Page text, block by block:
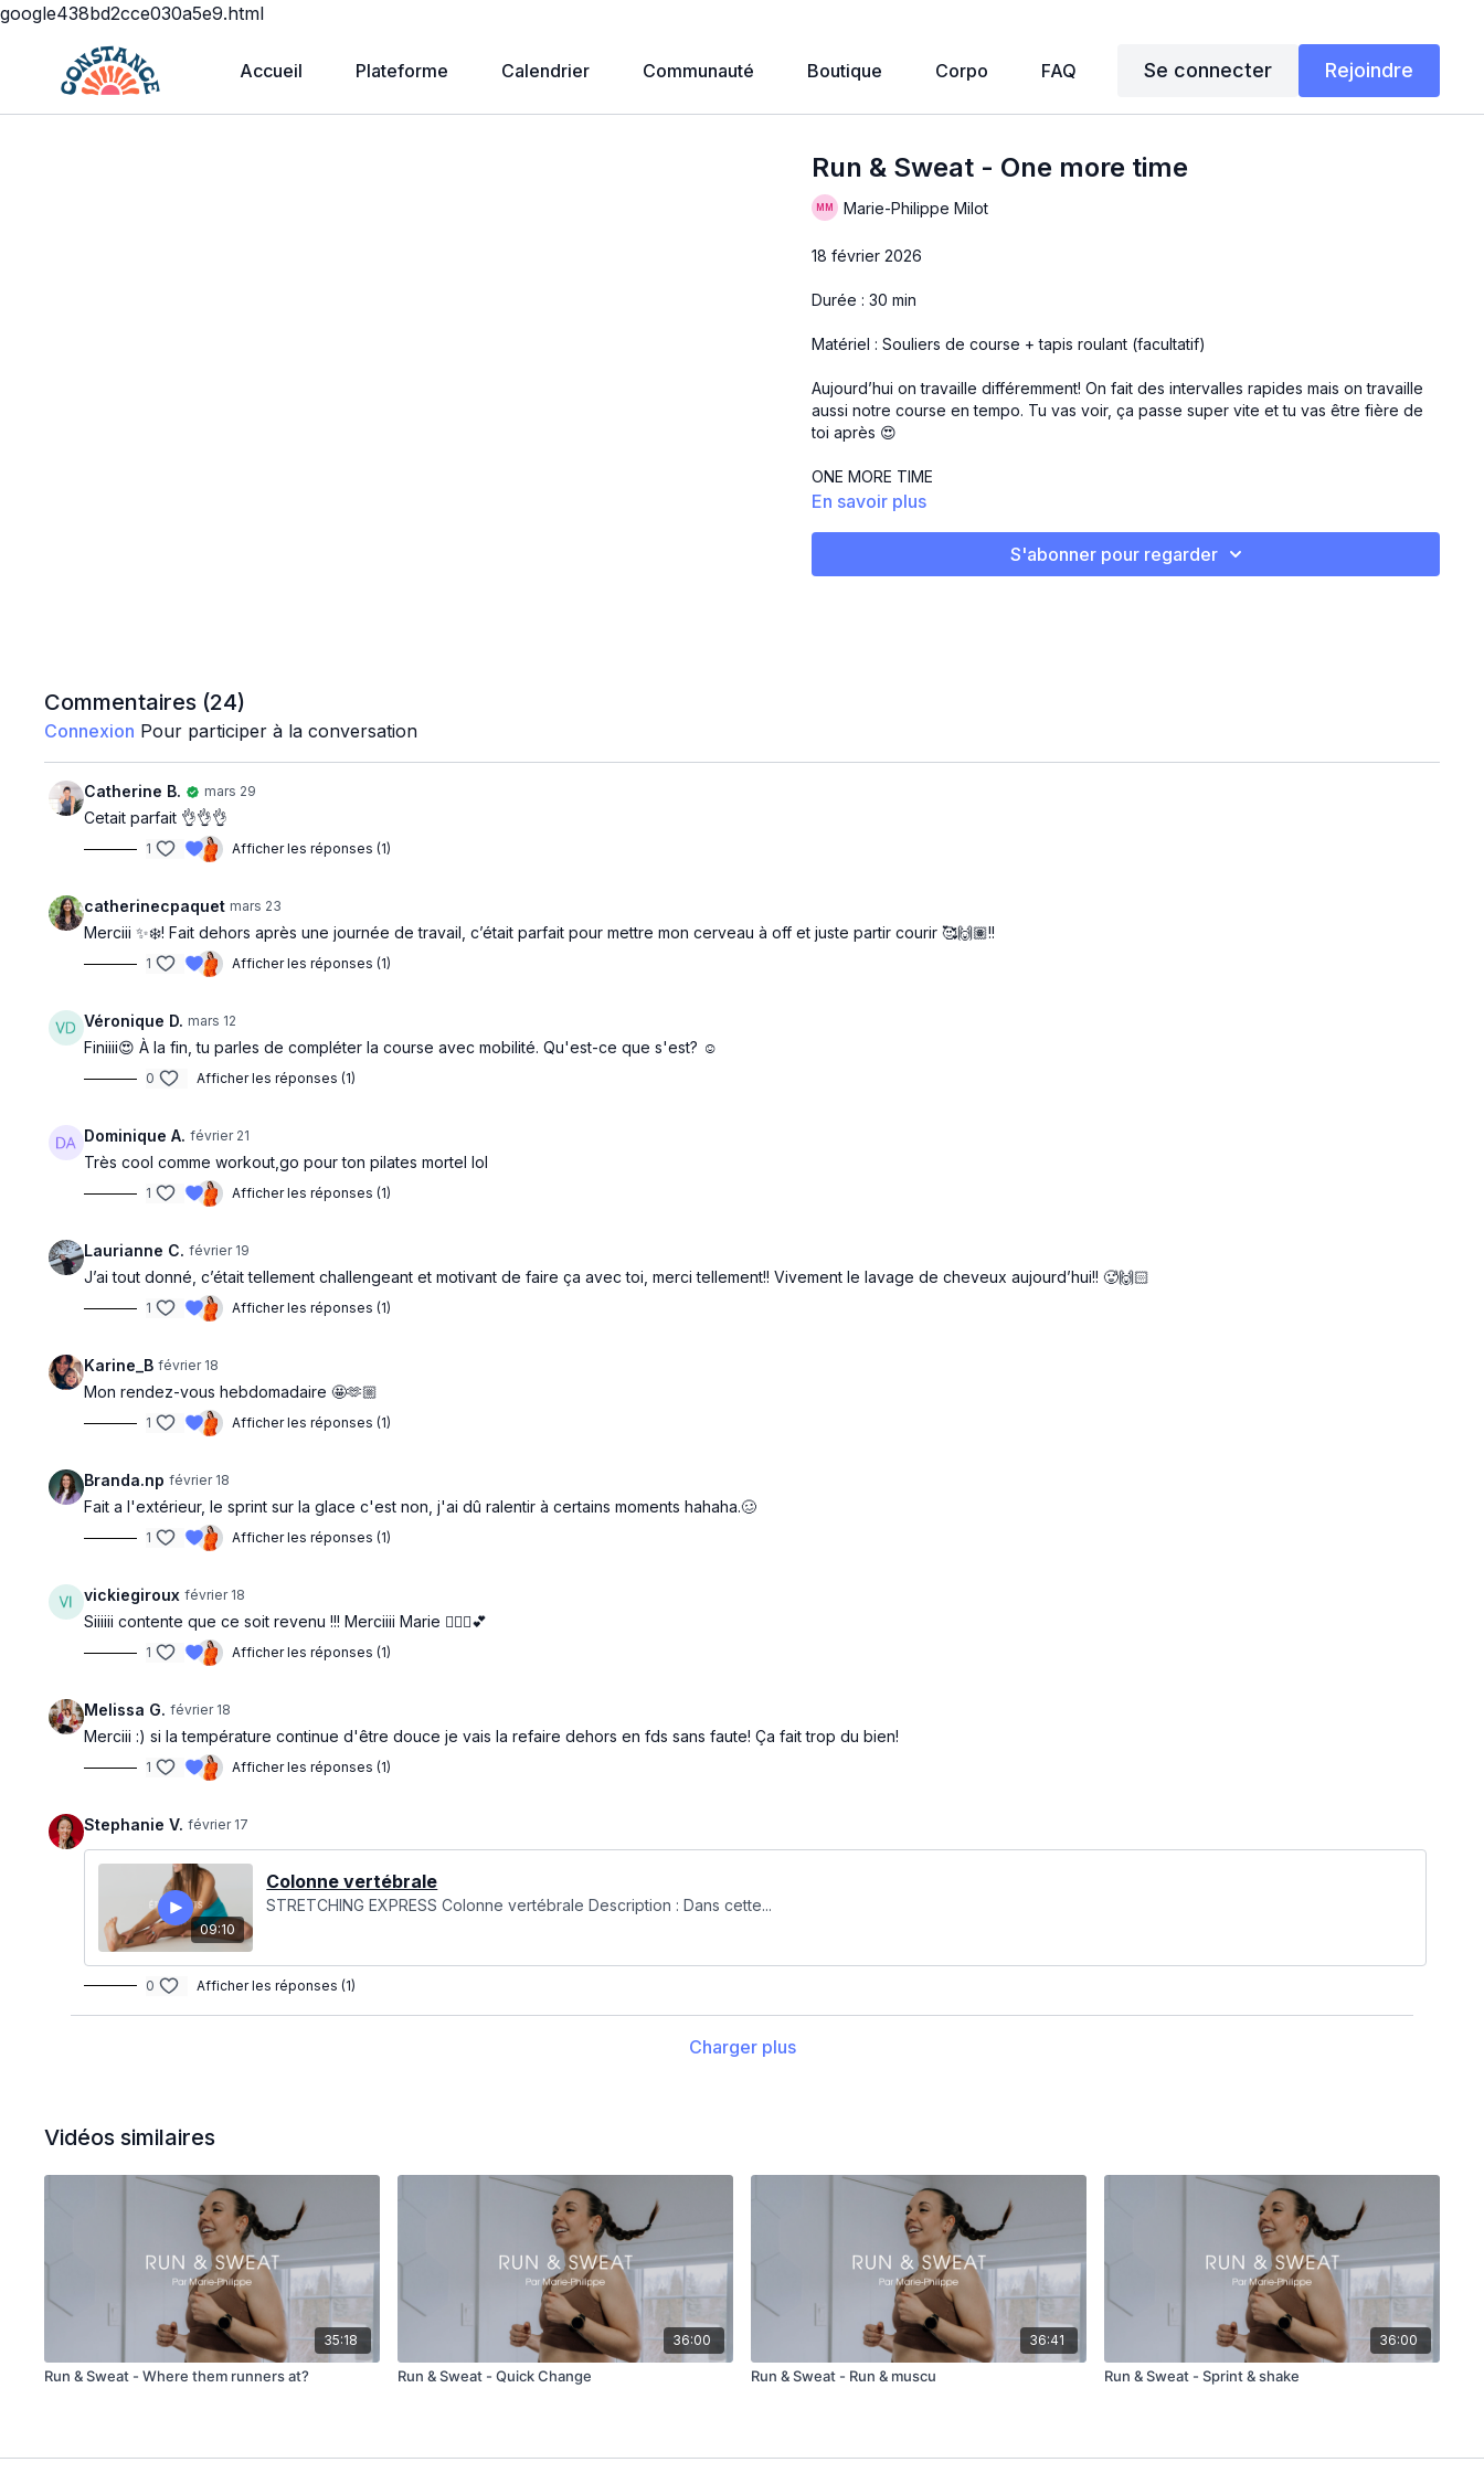
google438bd2cce030a5e9.html
Accueil Plateforme Calendrier Communauté Boutique Corpo FAQ Se connecter Rejoindre
Run & Sweat - One more time
Marie-Philippe Milot
18 février 2026
Durée : 30 min
Matériel : Souliers de course + tapis roulant (facultatif)
Aujourd’hui on travaille différemment! On fait des intervalles rapides mais on travaille
aussi notre course en tempo. Tu vas voir, ça passe super vite et tu vas être fière de
toi après 😍
ONE MORE TIME
En savoir plus
S'abonner pour regarder
Commentaires (24)
Connexion Pour participer à la conversation
Catherine B. mars 29
Cetait parfait 👌👌👌
1 Afficher les réponses (1)
catherinecpaquet mars 23
Merciii ✨❄️! Fait dehors après une journée de travail, c’était parfait pour mettre mon cerveau à off et juste partir courir 🥰🙌🏽!!
1 Afficher les réponses (1)
Véronique D. mars 12
Finiiii😍 À la fin, tu parles de compléter la course avec mobilité. Qu'est-ce que s'est? ☺️
0 Afficher les réponses (1)
Dominique A. février 21
Très cool comme workout,go pour ton pilates mortel lol
1 Afficher les réponses (1)
Laurianne C. février 19
J’ai tout donné, c’était tellement challengeant et motivant de faire ça avec toi, merci tellement!! Vivement le lavage de cheveux aujourd’hui!! 🥵🙌🏻
1 Afficher les réponses (1)
Karine_B février 18
Mon rendez-vous hebdomadaire 🤩🫶🏼
1 Afficher les réponses (1)
Branda.np février 18
Fait a l'extérieur, le sprint sur la glace c'est non, j'ai dû ralentir à certains moments hahaha.🥴
1 Afficher les réponses (1)
vickiegiroux février 18
Siiiiii contente que ce soit revenu !!! Merciiii Marie 🏃‍♀️✅💕
1 Afficher les réponses (1)
Melissa G. février 18
Merciii :) si la température continue d'être douce je vais la refaire dehors en fds sans faute! Ça fait trop du bien!
1 Afficher les réponses (1)
Stephanie V. février 17
09:10
Colonne vertébrale
STRETCHING EXPRESS Colonne vertébrale Description : Dans cette...
0 Afficher les réponses (1)
Charger plus
Vidéos similaires
35:18
Run & Sweat - Where them runners at?
36:00
Run & Sweat - Quick Change
36:41
Run & Sweat - Run & muscu
36:00
Run & Sweat - Sprint & shake